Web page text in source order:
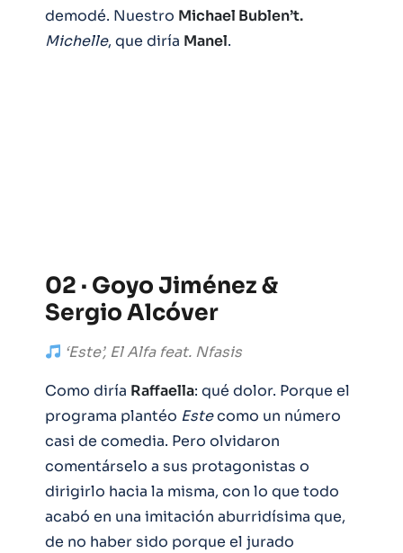
demodé. Nuestro Michael Bublen’t.
Michelle, que diría Manel.
02 · Goyo Jiménez &
Sergio Alcóver
‘Este’, El Alfa feat. Nfasis
Como diría Raffaella: qué dolor. Porque el
programa plantéo Estecomo un número
casi de comedia. Pero olvidaron
comentárselo a sus protagonistas o
dirigirlo hacia la misma, con lo que todo
acabó en una imitación aburridísima que,
de no haber sido porque el jurado